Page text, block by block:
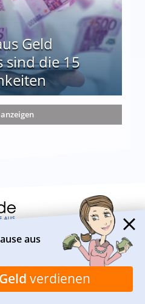
Geld
sind die 15
das sich
aus
Geld verdienen